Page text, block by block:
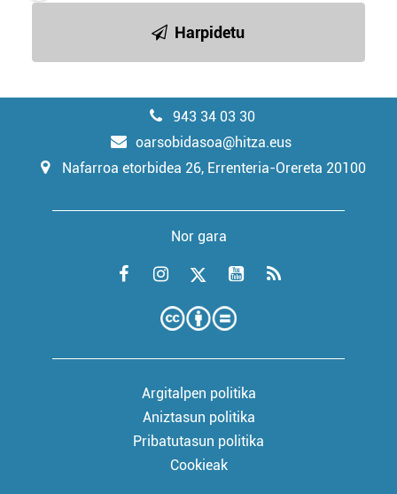
Harpidetu
943 34 03 30
oarsobidasoa@hitza.eus
Nafarroa etorbidea 26, Errenteria-Orereta 20100
Nor gara
Argitalpen politika
Aniztasun politika
Pribatutasun politika
Cookieak